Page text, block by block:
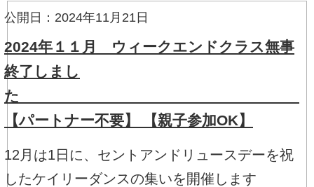
公開日：2024年11月21日
2024年１１月 ウィークエンドクラス無事
終了しまし
た
【パートナー不要】 【親子参加OK】
12月は1日に、セントアンドリュースデーを祝
したケイリーダンスの集いを開催します